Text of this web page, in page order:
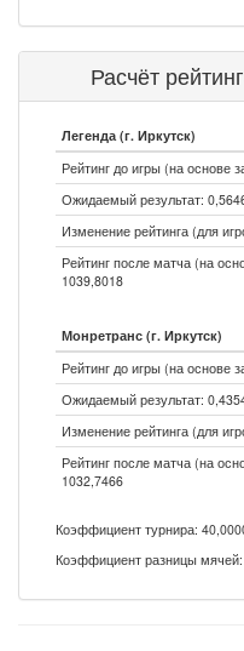
Расчёт
Легенда (г. Иркутск)
Рейтинг до игры (на основе
Ожидаемый результат:
Изменение рейтинга (для
Рейтинг после матча (на
1039,8018
Монретранс (г. Иркутск)
Рейтинг до игры (на основе
Ожидаемый результат:
Изменение рейтинга (для
Рейтинг после матча (на
1032,7466
Коэффициент турнира:
Коэффициент разницы